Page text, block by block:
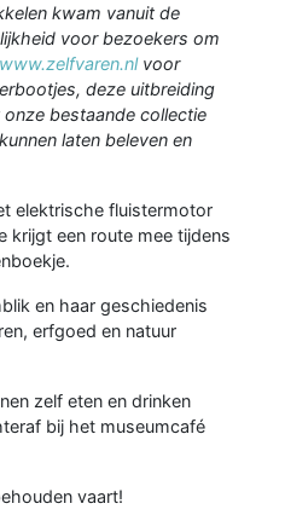
kwam vanuit de
voor bezoekers om
www.zelfvaren.nlvoor
deze uitbreiding
bestaande collectie
laten beleven en
elektrische fluistermotor
krijgt een route mee tijdens
en haar geschiedenis
erfgoed en natuur
zelf eten en drinken
bij het museumcafé
vaart!